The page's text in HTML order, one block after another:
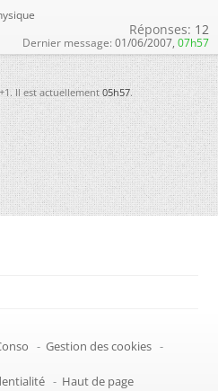
Réponses: 12
Dernier message: 01/06/2007, 07h57
Il est actuellement05h57.
- Gestion des cookies -
- Haut de page